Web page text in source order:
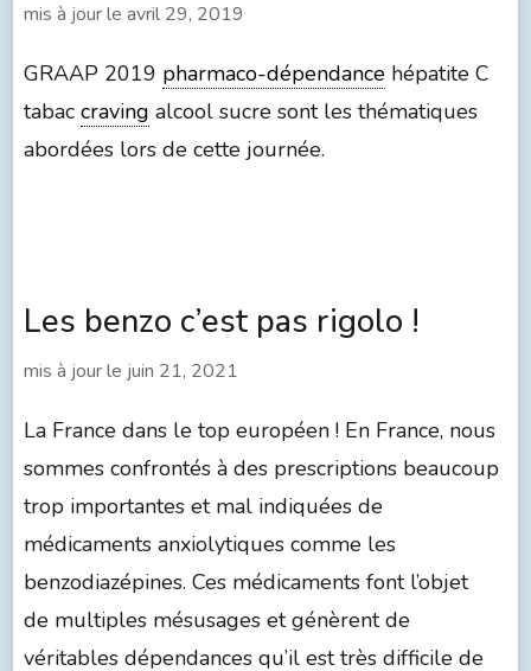
mis à jour le avril 29, 2019
GRAAP 2019 pharmaco-dépendancehépatite C
tabac craving alcool sucre sont les thématiques
abordées lors de cette journée.
Les benzo c’est pas rigolo !
mis à jour le juin 21, 2021
La France dans le top européen ! En France, nous
sommes confrontés à des prescriptions beaucoup
trop importantes et mal indiquées de
médicaments anxiolytiques comme les
benzodiazépines. Ces médicaments font l’objet
de multiples mésusages et génèrent de
véritables dépendances qu’il est très difficile de